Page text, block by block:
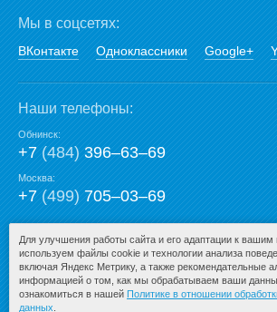
Мы в соцсетях:
ВКонтакте Одноклассники Google+
Наши телефоны:
Обнинск:
+7(484)396‒63‒69
Москва:
+7(499)705‒03‒69
E-mail:
mail@san-premium.ru
Для улучшения работы сайта и его адаптации к
используем файлы cookie и технологии анализа
включая Яндекс Метрику, а также рекомендательные
информацией о том, как мы обрабатываем ваши
ознакомиться в нашей Политике в отношении
данных